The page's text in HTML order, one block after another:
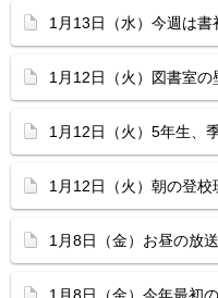
1月13日（水）今週は書
1月12日（火）図書室の
1月12日（火）5年生、
1月12日（火）朝の登校
1月8日（金）お昼の放